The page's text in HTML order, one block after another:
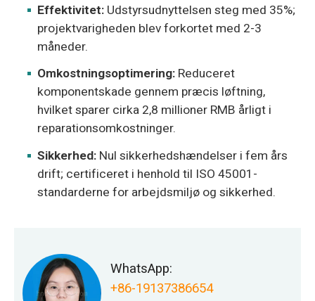
Effektivitet: Udstyrsudnyttelsen steg med 35%;
projektvarigheden blev forkortet med 2-3
måneder.
Omkostningsoptimering: Reduceret
komponentskade gennem præcis løftning,
hvilket sparer cirka 2,8 millioner RMB årligt i
reparationsomkostninger.
Sikkerhed: Nul sikkerhedshændelser i fem års
drift; certificeret i henhold til ISO 45001-
standarderne for arbejdsmiljø og sikkerhed.
WhatsApp:
+86-19137386654